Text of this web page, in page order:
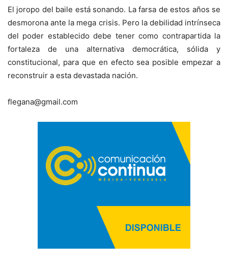
El joropo del baile está sonando. La farsa de estos años se
desmorona ante la mega crisis. Pero la debilidad intrínseca
del poder establecido debe tener como contrapartida la
fortaleza de una alternativa democrática, sólida y
constitucional, para que en efecto sea posible empezar a
reconstruir a esta devastada nación.
flegana@gmail.com